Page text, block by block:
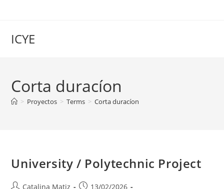
ICYE
Corta duracíon
> Proyectos > Terms > Corta duracíon
University / Polytechnic Project
AutorCatalina Matiz
Publicación
13/02/2026